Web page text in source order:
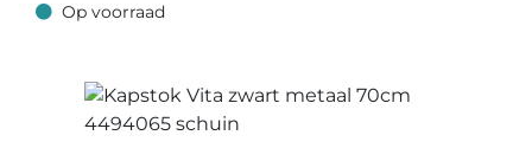
Op voorraad
Op voorraad